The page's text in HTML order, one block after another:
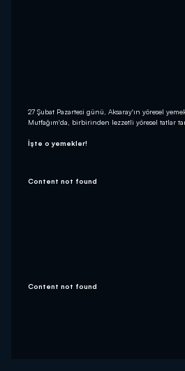
27 Şubat Pazartesi günü, Aksaray'ın yöresel
Mutfağım'da, birbirinden lezzetli yöresel tatlar
İşte o yemekler!
Content not found
Content not found